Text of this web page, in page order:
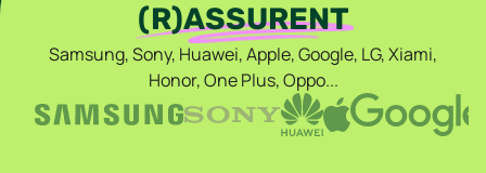
(R)ASSURENT
Samsung, Sony, Huawei, Apple, Google, LG, Xiami,
Honor, One Plus, Oppo...